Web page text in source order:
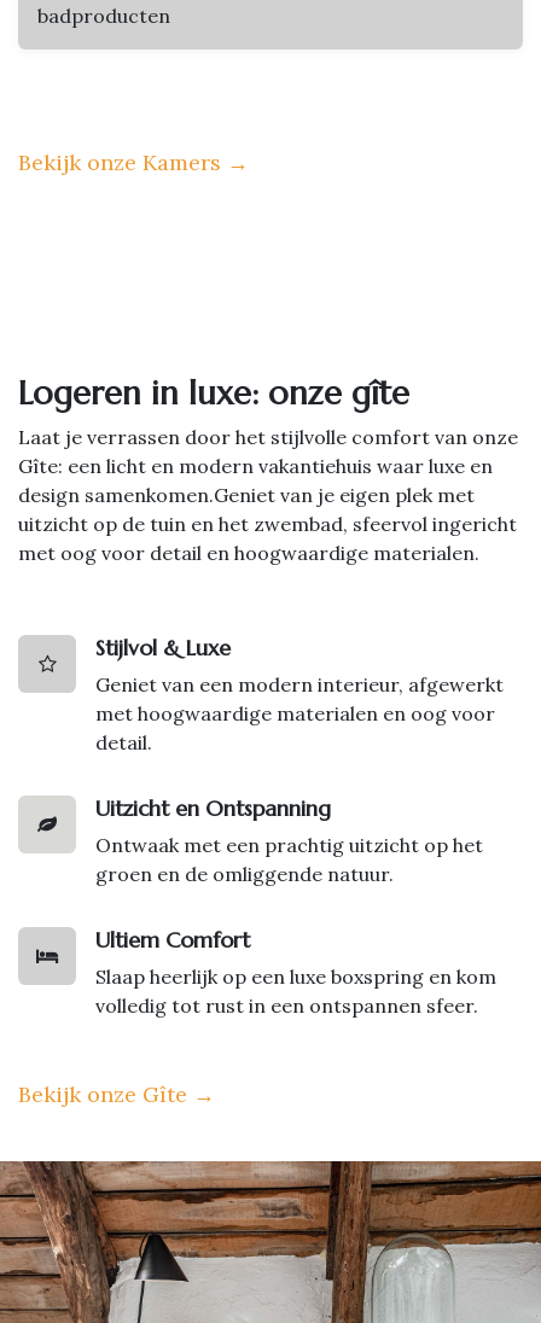
badproducten
Bekijk onze Kamers →
Logeren in luxe: onze gîte
Laat je verrassen door het stijlvolle comfort van onze
Gîte: een licht en modern vakantiehuis waar luxe en
design samenkomen.Geniet van je eigen plek met
uitzicht op de tuin en het zwembad, sfeervol ingericht
met oog voor detail en hoogwaardige materialen.
Stijlvol & Luxe
Geniet van een modern interieur, afgewerkt
met hoogwaardige materialen en oog voor
detail.
Uitzicht en Ontspanning
Ontwaak met een prachtig uitzicht op het
groen en de omliggende natuur.
Ultiem Comfort
Slaap heerlijk op een luxe boxspring en kom
volledig tot rust in een ontspannen sfeer.
Bekijk onze Gîte →